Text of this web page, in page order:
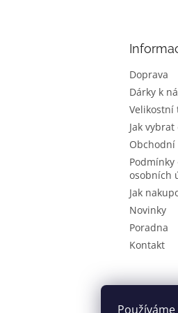
Doprava
Dárky k
Velikostní
Jak
osobních
Jak
Novinky
Poradna
Kontakt